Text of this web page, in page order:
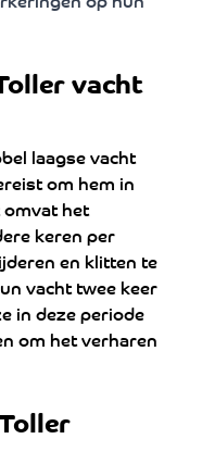
vacht
laagse vacht
om hem in
het
keren per
en klitten te
vacht twee keer
in deze periode
om het verharen